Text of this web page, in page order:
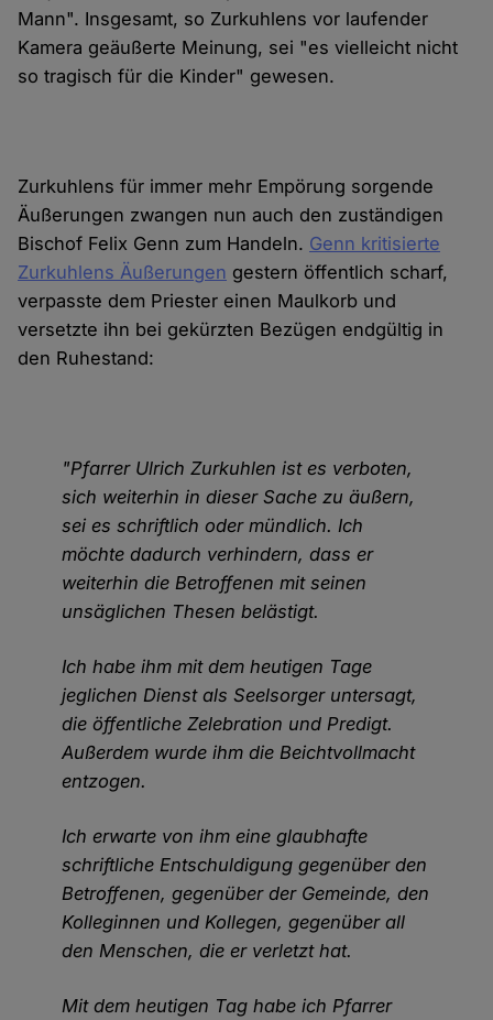
Mann". Insgesamt, so Zurkuhlens vor laufender
Kamera geäußerte Meinung, sei "es vielleicht nicht
so tragisch für die Kinder" gewesen.
Zurkuhlens für immer mehr Empörung sorgende
Äußerungen zwangen nun auch den zuständigen
Bischof Felix Genn zum Handeln. Genn kritisierte
Zurkuhlens Äußerungen gestern öffentlich scharf,
verpasste dem Priester einen Maulkorb und
versetzte ihn bei gekürzten Bezügen endgültig in
den Ruhestand:
"Pfarrer Ulrich Zurkuhlen ist es verboten,
sich weiterhin in dieser Sache zu äußern,
sei es schriftlich oder mündlich. Ich
möchte dadurch verhindern, dass er
weiterhin die Betroffenen mit seinen
unsäglichen Thesen belästigt.
Ich habe ihm mit dem heutigen Tage
jeglichen Dienst als Seelsorger untersagt,
die öffentliche Zelebration und Predigt.
Außerdem wurde ihm die Beichtvollmacht
entzogen.
Ich erwarte von ihm eine glaubhafte
schriftliche Entschuldigung gegenüber den
Betroffenen, gegenüber der Gemeinde, den
Kolleginnen und Kollegen, gegenüber all
den Menschen, die er verletzt hat.
Mit dem heutigen Tag habe ich Pfarrer